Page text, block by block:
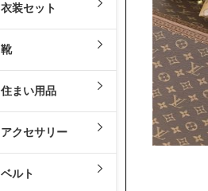
衣装セット
靴
住まい用品
アクセサリー
ベルト